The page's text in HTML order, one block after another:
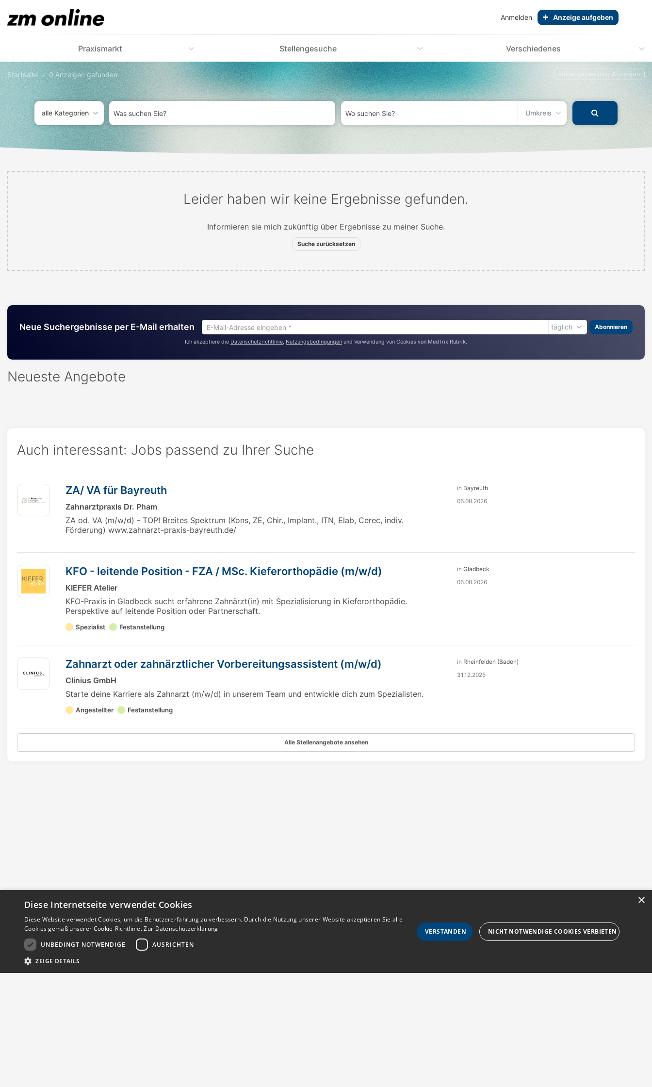
Modus
aktivieren
Inhalt
zum
Inhalt
der
Anzeige
Anmelden Anzeige aufgeben
Praxismarkt Stellengesuche Verschiedenes
Startseite 0 Anzeigen gefunden keine gemerkten Anzeigen
alle Kategorien
Was
suchen
Sie?
Wo
suchen
Sie?
Umkreis
Leider haben wir keine Ergebnisse gefunden.
Informieren sie mich zukünftig über Ergebnisse zu meiner Suche.
Suche zurücksetzen
Neue Suchergebnisse per E-Mail erhalten
E-
Mail-
täglich Abonnieren
Ich akzeptiere die Datenschutzrichtlinie, Nutzungsbedingungen und Verwendung von Cookies von MedTrix Rubrik.
Neueste Angebote
Auch interessant: Jobs passend zu Ihrer Suche
ZA/ VA für Bayreuth
Zahnarztpraxis Dr. Pham
ZA od. VA (m/w/d) - TOP! Breites Spektrum (Kons, ZE, Chir., Implant., ITN, Elab, Cerec, indiv.
Förderung) www.zahnarzt-praxis-bayreuth.de/
in Bayreuth
06.08.2026
KFO - leitende Position - FZA / MSc. Kieferorthopädie (m/w/d)
KIEFER Atelier
KFO-Praxis in Gladbeck sucht erfahrene Zahnärzt(in) mit Spezialisierung in Kieferorthopädie.
Perspektive auf leitende Position oder Partnerschaft.
in Gladbeck
06.08.2026
Spezialist Festanstellung
Zahnarzt oder zahnärztlicher Vorbereitungsassistent (m/w/d)
Clinius GmbH
Starte deine Karriere als Zahnarzt (m/w/d) in unserem Team und entwickle dich zum Spezialisten.
in Rheinfelden (Baden)
31.12.2025
Angestellter Festanstellung
Alle Stellenangebote ansehen
×
Diese Internetseite verwendet Cookies
Diese Website verwendet Cookies, um die Benutzererfahrung zu verbessern. Durch die Nutzung unserer Website akzeptieren Sie alle
Cookies gemäß unserer Cookie-Richtlinie.Zur Datenschutzerklärung
UNBEDINGT NOTWENDIGE
AUSRICHTEN
ZEIGE DETAILS
VERSTANDEN NICHT NOTWENDIGE COOKIES VERBIETEN